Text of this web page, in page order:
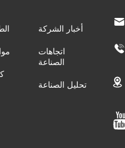
أخبار الشركة
اتجاهات
الصناعة
تحليل الصناعة